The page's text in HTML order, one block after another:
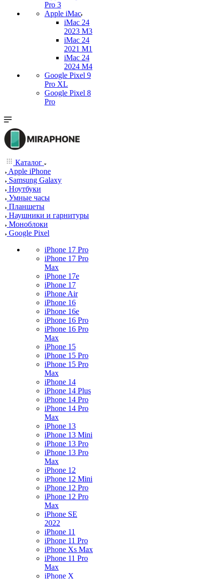
Pro 3
Apple iMac
iMac 24
2023 M3
iMac 24
2021 M1
iMac 24
2024 M4
Google Pixel 9
Pro XL
Google Pixel 8
Pro
Каталог
Apple iPhone
Samsung Galaxy
Ноутбуки
Умные часы
Планшеты
Наушники и гарнитуры
Моноблоки
Google Pixel
iPhone 17 Pro
iPhone 17 Pro
Max
iPhone 17e
iPhone 17
iPhone Air
iPhone 16
iPhone 16e
iPhone 16 Pro
iPhone 16 Pro
Max
iPhone 15
iPhone 15 Pro
iPhone 15 Pro
Max
iPhone 14
iPhone 14 Plus
iPhone 14 Pro
iPhone 14 Pro
Max
iPhone 13
iPhone 13 Mini
iPhone 13 Pro
iPhone 13 Pro
Max
iPhone 12
iPhone 12 Mini
iPhone 12 Pro
iPhone 12 Pro
Max
iPhone SE
2022
iPhone 11
iPhone 11 Pro
iPhone Xs Max
iPhone 11 Pro
Max
iPhone X